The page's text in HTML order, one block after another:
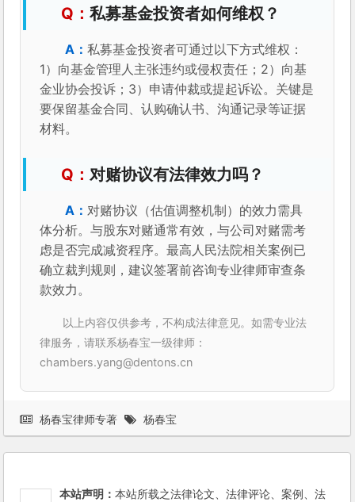
私募基金投资者如何维权？
私募基金投资者可通过以下方式维权：
1）向基金管理人主张违约或侵权责任；2）向基
金业协会投诉；3）申请仲裁或提起诉讼。关键是
要保留基金合同、认购确认书、沟通记录等证据
材料。
对赌协议有法律效力吗？
对赌协议（估值调整机制）的效力需具
体分析。与股东对赌通常有效，与公司对赌需考
虑是否完成减资程序。最高人民法院相关案例已
确立裁判规则，建议签署前咨询专业律师审查条
款效力。
以上内容仅供参考，不构成法律意见。如需专业法
律服务，请联系杨春宝一级律师：
chambers.yang@dentons.cn
杨春宝律师专著 杨春宝
本站声明：本站所载之法律论文、法律评论、案例、法